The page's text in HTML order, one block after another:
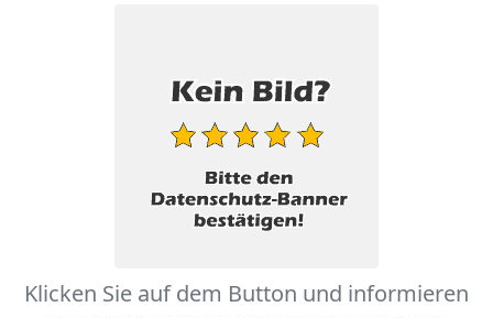
Klicken Sie auf dem Button und informieren